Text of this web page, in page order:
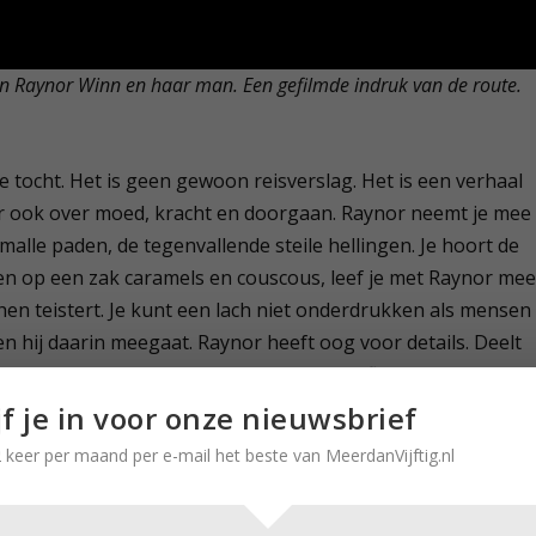
Raynor Winn en haar man. Een gefilmde indruk van de route.
tocht. Het is geen gewoon reisverslag. Het is een verhaal
over moed, kracht en doorgaan. Raynor neemt je mee
paden, de tegenvallende steile hellingen. Je hoort de
op een zak caramels en couscous, leef je met Raynor
teistert. Je kunt een lach niet onderdrukken als mensen
hij daarin meegaat. Raynor heeft oog voor details. Deelt
met haar mee en wilt weten hoe het afloopt. Of en hoe
doorzetters
je in voor onze nieuwsbrief
keer per maand per e-mail het beste van MeerdanVijftig.nl